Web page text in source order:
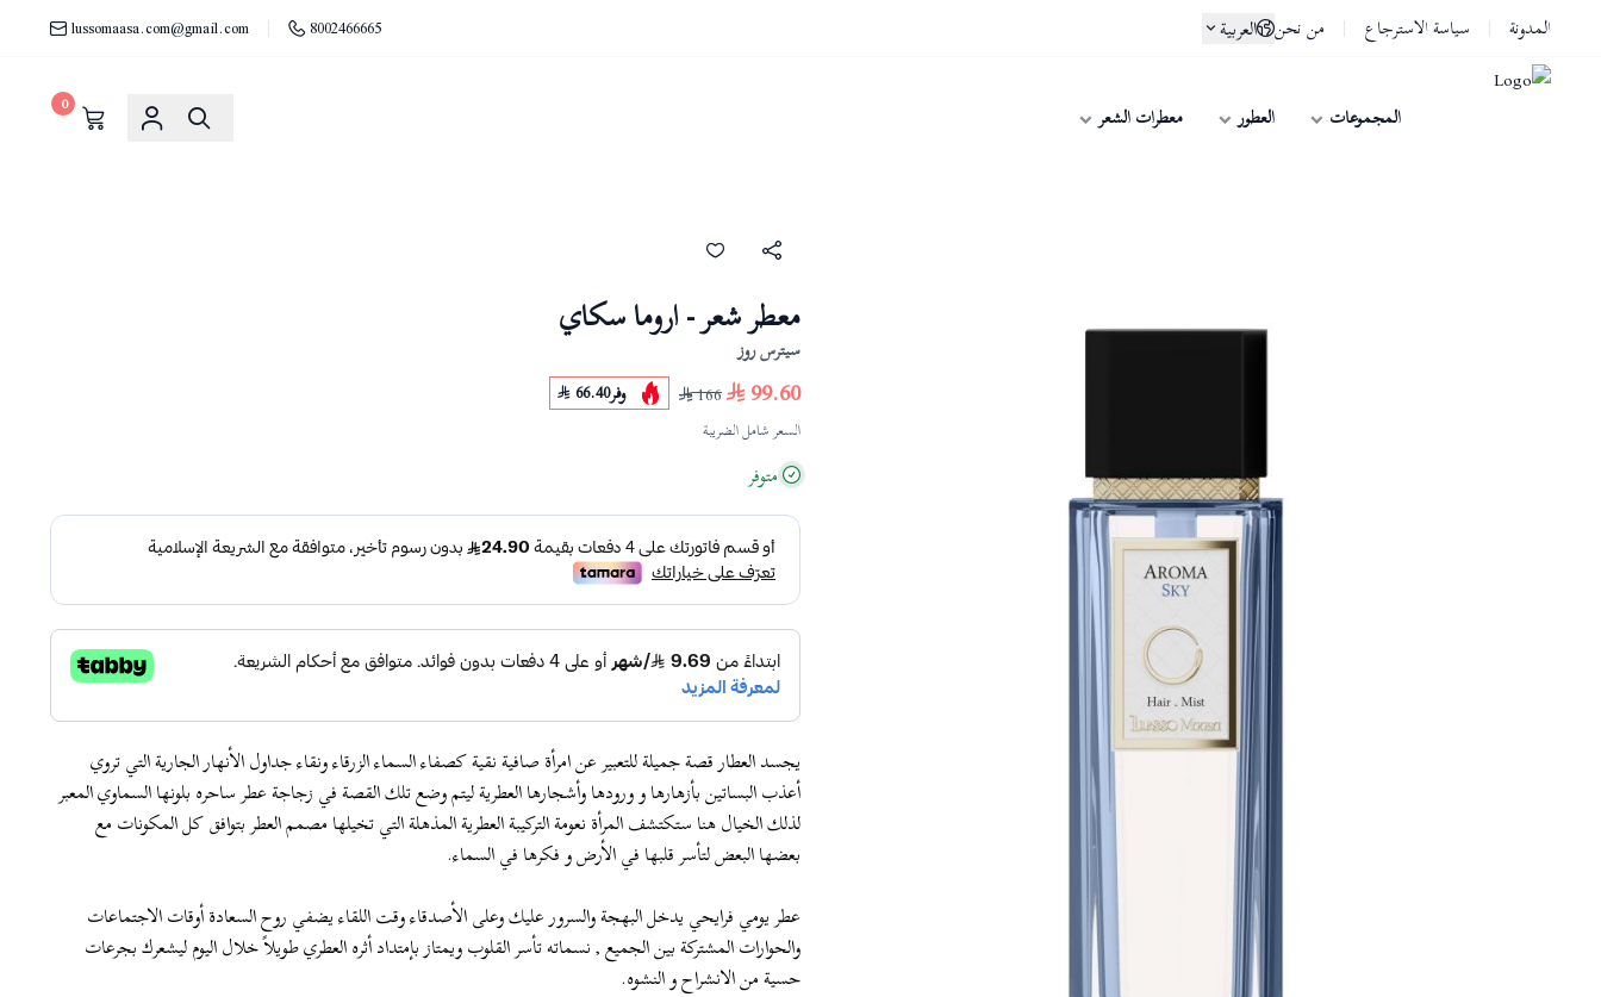
المدونة سياسة الاسترجاع من نحن العربية 8002466665
lussomaasa.com@gmail.com
المجموعات العطور معطرات الشعر 0
معطر شعر - اروما سكاي
سيترس روز
99.60
166 وفر66.40
السعر شامل الضريبة
متوفر
يجسد العطار قصة جميلة للتعبير عن امرأة صافية نقية كصفاء السماء الزرقاء ونقاء جداول الأنهار الجارية التي تروي
أعذب البساتين بأزهارها و ورودها وأشجارها العطرية ليتم وضع تلك القصة في زجاجة عطر ساحره بلونها السماوي المعبر
لذلك الخيال هنا ستكتشف المرأة نعومة التركيبة العطرية المذهلة التي تخيلها مصمم العطر بتوافق كل المكونات مع
بعضها البعض لتأسر قلبها في الأرض و فكرها في السماء.
عطر يومي فرايحي يدخل البهجة والسرور عليك وعلى الأصدقاء وقت اللقاء يضفي روح السعادة أوقات الاجتماعات
والحوارات المشتركة بين الجميع , نسماته تأسر القلوب ويمتاز بإمتداد أثره العطري طويلاً خلال اليوم ليشعرك بجرعات
حسية من الانشراح و النشوه.